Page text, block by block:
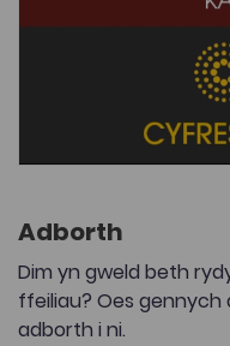
Adborth
Dim yn gweld beth
ffeiliau? Oes
adborth i ni.